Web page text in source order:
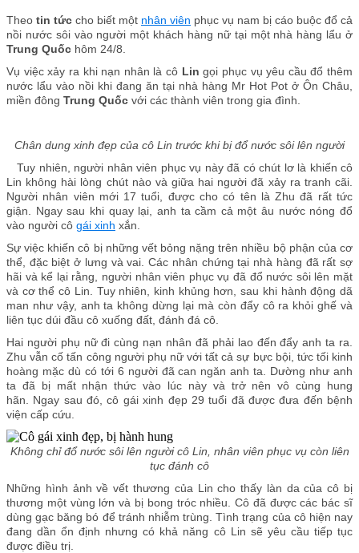
Theo tin tức cho biết một nhân viên phục vụ nam bị cáo buộc đổ cả
nồi nước sôi vào người một khách hàng nữ tại một nhà hàng lẩu ở
Trung Quốc hôm 24/8.
Vụ việc xảy ra khi nạn nhân là cô Lin gọi phục vụ yêu cầu đổ thêm
nước lẩu vào nồi khi đang ăn tại nhà hàng Mr Hot Pot ở Ôn Châu,
miền đông Trung Quốc với các thành viên trong gia đình.
Chân dung xinh đẹp của cô Lin trước khi bị đổ nước sôi lên người
Tuy nhiên, người nhân viên phục vụ này đã có chút lơ là khiến cô
Lin không hài lòng chút nào và giữa hai người đã xảy ra tranh cãi.
Người nhân viên mới 17 tuổi, được cho có tên là Zhu đã rất tức
giận. Ngay sau khi quay lại, anh ta cầm cả một âu nước nóng đổ
vào người cô gái xinh xắn.
Sự việc khiến cô bị những vết bỏng nặng trên nhiều bộ phận của cơ
thể, đặc biệt ở lưng và vai. Các nhân chứng tại nhà hàng đã rất sợ
hãi và kể lại rằng, người nhân viên phục vụ đã đổ nước sôi lên mặt
và cơ thể cô Lin. Tuy nhiên, kinh khủng hơn, sau khi hành động dã
man như vậy, anh ta không dừng lại mà còn đẩy cô ra khỏi ghế và
liên tục dúi đầu cô xuống đất, đánh đá cô.
Hai người phụ nữ đi cùng nạn nhân đã phải lao đến đẩy anh ta ra.
Zhu vẫn cố tấn công người phụ nữ với tất cả sự bực bội, tức tối kinh
hoàng mặc dù có tới 6 người đã can ngăn anh ta. Dường như anh
ta đã bị mất nhận thức vào lúc này và trở nên vô cùng hung
hãn. Ngay sau đó, cô gái xinh đẹp 29 tuổi đã được đưa đến bệnh
viện cấp cứu.
Không chỉ đổ nước sôi lên người cô Lin, nhân viên phục vụ còn liên
tục đánh cô
Những hình ảnh về vết thương của Lin cho thấy làn da của cô bị
thương một vùng lớn và bị bong tróc nhiều. Cô đã được các bác sĩ
dùng gạc băng bó để tránh nhiễm trùng. Tình trạng của cô hiện nay
đang dần ổn định nhưng có khả năng cô Lin sẽ yêu cầu tiếp tục
được điều trị.